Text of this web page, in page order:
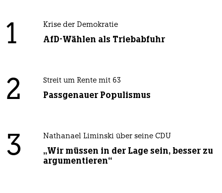
1 Krise der Demokratie
AfD-Wählen als Triebabfuhr
2 Streit um Rente mit 63
Passgenauer Populismus
3 Nathanael Liminski über seine CDU
„Wir müssen in der Lage sein, besser zu
argumentieren“